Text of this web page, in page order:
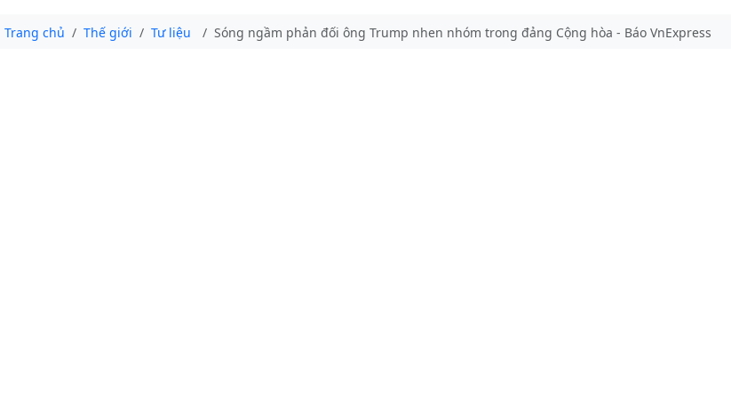
Trang chủ Thế giới Tư liệu Sóng ngầm phản đối ông Trump nhen nhóm trong đảng Cộng hòa - Báo VnExpress